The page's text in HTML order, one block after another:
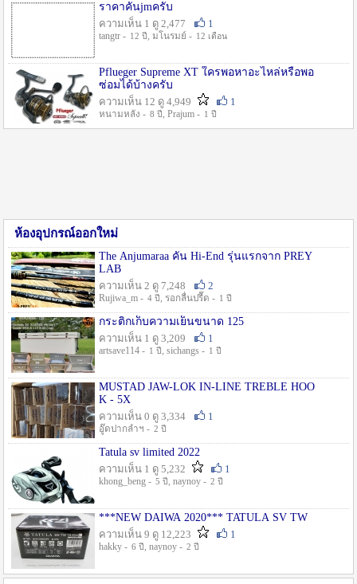
ราคาคันjmครับ
ความเห็น 1 ดู 2,477
1
tangtr - 12 ปี , มโนรมย์ - 12 เดือน
Pflueger Supreme XT ใครพอหาอะไหล่หรือพอ
ซ่อมได้บ้างครับ
ความเห็น 12 ดู 4,949
1
หนามหลัง - 8 ปี , Prajum - 1 ปี
ห้องอุปกรณ์ออกใหม่
The Anjumaraa คัน Hi-End รุ่นแรกจาก PREY
LAB
ความเห็น 2 ดู 7,248
2
Rujiwa_m - 4 ปี , รอกลื่นปรื๊ด - 1 ปี
กระติกเก็บความเย็นขนาด 125
ความเห็น 1 ดู 3,209
1
artsave114 - 1 ปี , sichangs - 1 ปี
MUSTAD JAW-LOK IN-LINE TREBLE HOO
K - 5X
ความเห็น 0 ดู 3,334
1
อู๊ดปากลำฯ - 2 ปี
Tatula sv limited 2022
ความเห็น 1 ดู 5,232
1
khong_beng - 5 ปี , naynoy - 2 ปี
***NEW DAIWA 2020*** TATULA SV TW
ความเห็น 9 ดู 12,223
1
hakky - 6 ปี , naynoy - 2 ปี